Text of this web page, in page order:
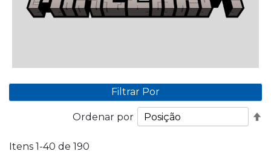
Itens 1-40 de 190
Ordenar por
Filtrar Por